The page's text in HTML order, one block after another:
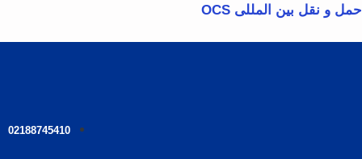
حمل و نقل بین المللی OCS
02188745410